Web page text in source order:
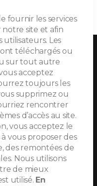
fournir les services
site et afin
utilisateurs. Les
téléchargés ou
sur tout autre
acceptez
toujours les
supprimez ou
rencontrer
d’accès au site.
vous acceptez le
vous proposer des
des remontées de
Nous utilisons
de mieux
utilisé. En